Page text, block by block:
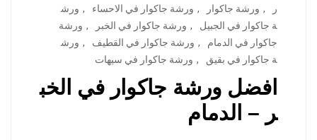
ر
, ورشة جاكوار , ورشة جاكوار في الاحساء , ورش
ة جاكوار في الجبيل
, ورشة جاكوار في الخبر , ورشة
جاكوار في الدمام
, ورشة جاكوار في القطيف , ورش
ة جاكوار في بقيق
, ورشة جاكوار في سيهات
افضل ورشة جاكوار في الخب
ر – الدمام